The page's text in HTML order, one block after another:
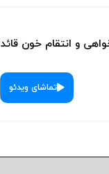
و انتقام خون قائد
تماشای ویدئو